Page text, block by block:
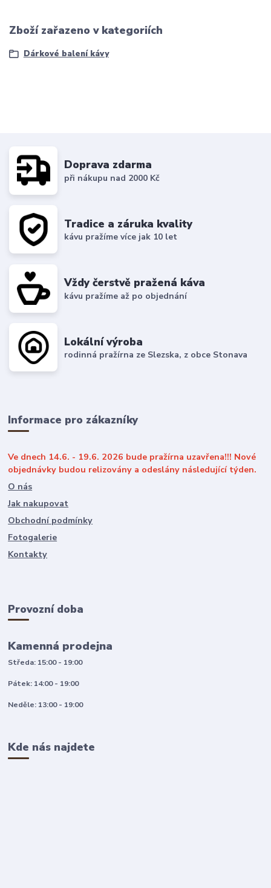
Zboží zařazeno v kategoriích
Dárkové balení kávy
Doprava zdarma
při nákupu nad 2000 Kč
Tradice a záruka kvality
kávu pražíme více jak 10 let
Vždy čerstvě pražená káva
kávu pražíme až po objednání
Lokální výroba
rodinná pražírna ze Slezska, z obce Stonava
Informace pro zákazníky
Ve dnech 14.6. - 19.6. 2026 bude pražírna uzavřena!!! Nové
objednávky budou relizovány a odeslány následující týden.
O nás
Jak nakupovat
Obchodní podmínky
Fotogalerie
Kontakty
Provozní doba
Kamenná prodejna
Středa: 15:00 - 19:00
Pátek: 14:00 - 19:00
Neděle: 13:00 - 19:00
Kde nás najdete